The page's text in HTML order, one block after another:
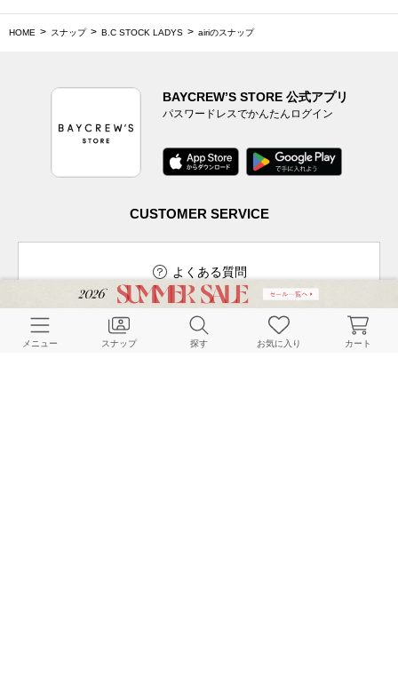
HOME スナップ B.C STOCK LADYS airiのスナップ
BAYCREW’S STORE 公式アプリ
パスワードレスでかんたんログイン
CUSTOMER SERVICE
よくある質問
メニュー スナップ 探す お気に入り カート